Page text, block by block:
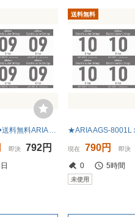
即決◆新品◆送料無料ARIA AGS-8001XL x 6 [.009P] エレキギター用 バラ弦 1弦 EXTRA LIGHT/メール便
即決 792円
送料無料
現在 790円 即決
0 5時間
未使用